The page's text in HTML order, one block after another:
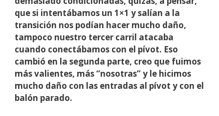
que si intentábamos un 1×1 y salían a la
transición nos podían hacer mucho daño,
tampoco nuestro tercer carril atacaba
cuando conectábamos con el pívot. Eso
cambió en la segunda parte, creo que fuimos
más valientes, más “nosotras” y le hicimos
mucho daño con las entradas al pívot y con el
balón parado.